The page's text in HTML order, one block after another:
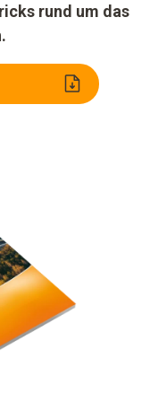
rund um das
Gasanalyse bei